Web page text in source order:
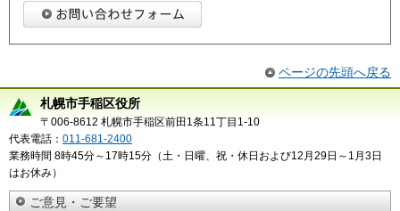
ページの先頭へ戻る
札幌市手稲区役所
〒006-8612 札幌市手稲区前田1条11丁目1-10
代表電話： 011-681-2400
業務時間 8時45分～17時15分（土・日曜、祝・休日および12月29日～1月3日
はお休み）
ご意見・ご要望